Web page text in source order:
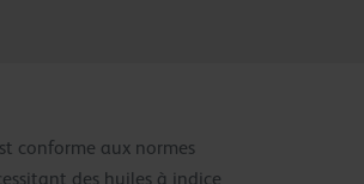
conforme aux normes
des huiles à indice